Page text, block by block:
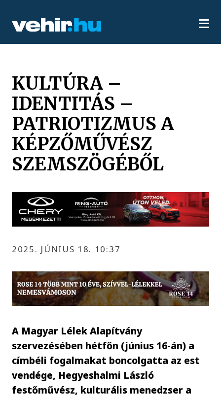
KULTÚRA –
IDENTITÁS –
PATRIOTIZMUS A
KÉPZŐMŰVÉSZ
SZEMSZÖGÉBŐL
2025. JÚNIUS 18. 10:37
A Magyar Lélek Alapítvány
szervezésében hétfőn (június 16-án) a
címbéli fogalmakat boncolgatta az est
vendége, Hegyeshalmi László
festőművész, kulturális menedzser a